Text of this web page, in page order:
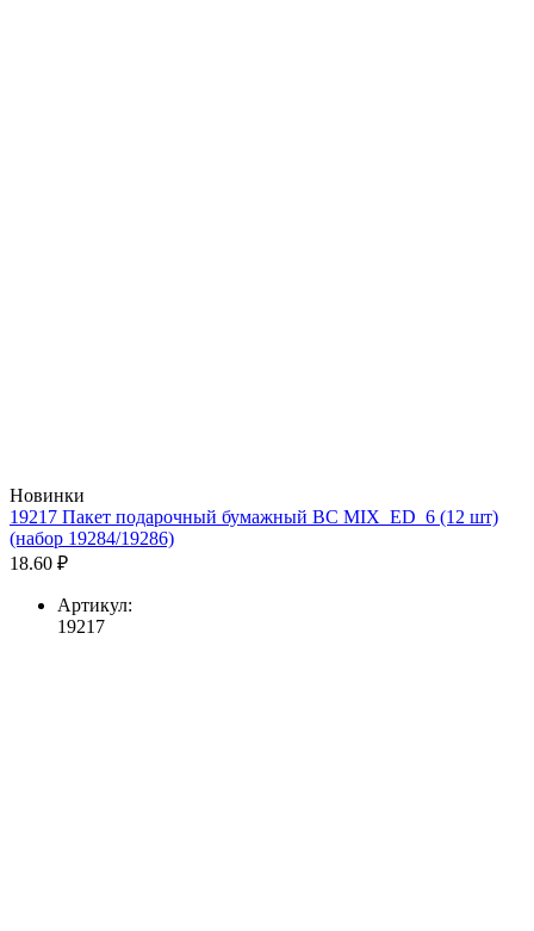
Новинки
19217 Пакет подарочный бумажный BC MIX_ED_6 (12 шт)
(набор 19284/19286)
18.60 ₽
Артикул:
19217